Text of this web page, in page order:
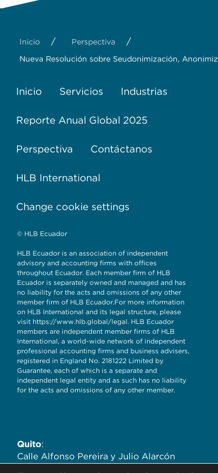
Inicio / Perspectiva /
Nueva Resolución sobre Seudonimización,
Inicio Servicios Industrias
Reporte Anual Global 2025
Perspectiva Contáctanos
HLB International
Change cookie settings
© HLB Ecuador
HLB Ecuador is an association of independent
advisory and accounting firms with offices
throughout Ecuador. Each member firm of HLB
Ecuador is separately owned and managed and has
no liability for the acts and omissions of any other
member firm of HLB Ecuador.For more information
on HLB International and its legal structure, please
visit https://www.hlb.global/legal. HLB Ecuador
members are independent member firms of HLB
International, a world-wide network of independent
professional accounting firms and business advisers,
registered in England No. 2181222 Limited by
Guarantee, each of which is a separate and
independent legal entity and as such has no liability
for the acts and omissions of any other member.
Quito:
Calle Alfonso Pereira y Julio Alarcón